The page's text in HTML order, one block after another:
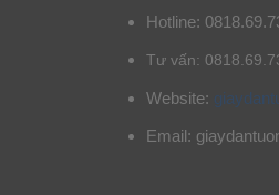
Hotline:
Tư vấn:
Website:
Email: